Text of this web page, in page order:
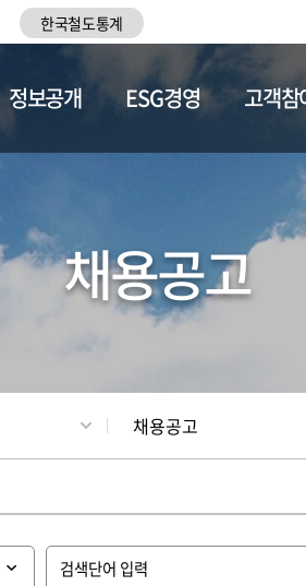
한국철도통계
정보공개 ESG경영 고객참
채용공고
채용공고